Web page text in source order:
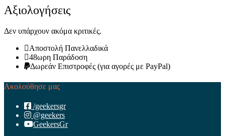
Αξιολογήσεις
Δεν υπάρχουν ακόμα κριτικές.
Αποστολή Πανελλαδικά
48ωρη Παράδοση
Δωρεάν Eπιστροφές (για αγορές με PayPal)
Ακολούθησε μας
/geekersgr
@geekers
GeekersGr